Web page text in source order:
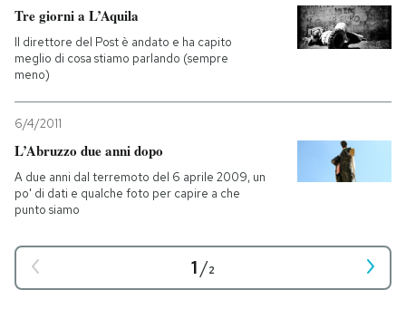
Tre giorni a L’Aquila
Il direttore del Post è andato e ha capito
meglio di cosa stiamo parlando (sempre
meno)
6/4/2011
L’Abruzzo due anni dopo
A due anni dal terremoto del 6 aprile 2009, un
po' di dati e qualche foto per capire a che
punto siamo
1/2